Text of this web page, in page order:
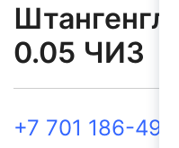
0.05 ЧИЗ
+7 701 186-49-